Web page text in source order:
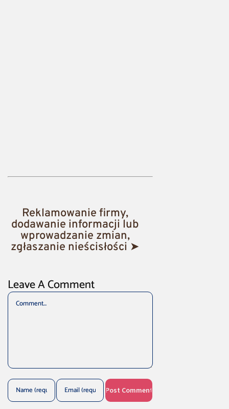
Reklamowanie firmy,
dodawanie informacji lub
wprowadzanie zmian,
zgłaszanie nieścisłości ➤
Leave A Comment
Comment